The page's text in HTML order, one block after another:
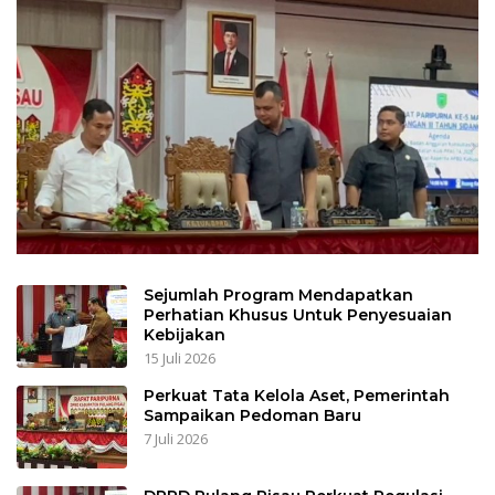
Sejumlah Program Mendapatkan
Perhatian Khusus Untuk Penyesuaian
Kebijakan
15 Juli 2026
Perkuat Tata Kelola Aset, Pemerintah
Sampaikan Pedoman Baru
7 Juli 2026